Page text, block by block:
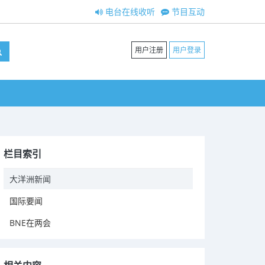
节目互动
电台在线收听
用户注册 用户登录
栏目索引
大洋洲新闻
国际要闻
BNE在两会